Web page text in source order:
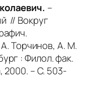
–
// Вокруг
Торчинов, А. М.
: Филол. фак.
2000. – С. 503-